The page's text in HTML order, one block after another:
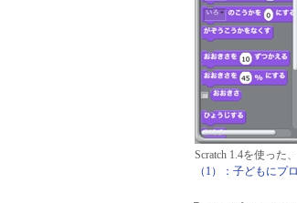
Scratch 1.4を使った
（1）：子どもにプ